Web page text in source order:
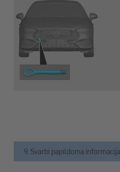
9. Svarbi papildoma informacija